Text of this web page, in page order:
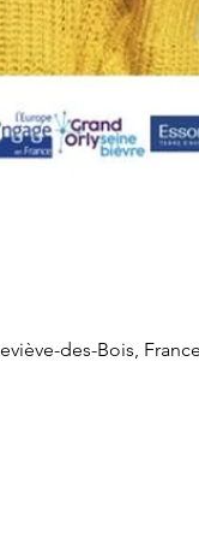
des-Bois,